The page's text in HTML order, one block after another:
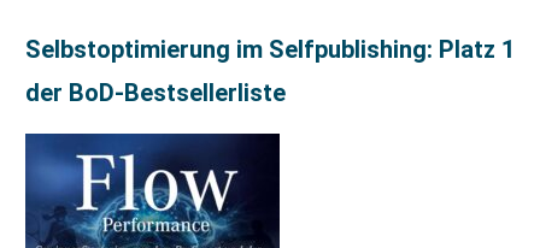
Selbstoptimierung im Selfpublishing: Platz 1
der BoD-Bestsellerliste